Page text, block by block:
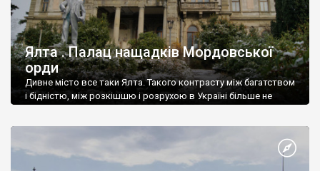
Ялта . Палац нащадків Мордовської
орди
Дивне місто все таки Ялта. Такого контрасту між багатством
і бідністю, між розкішшю і розрухою в Україні більше не